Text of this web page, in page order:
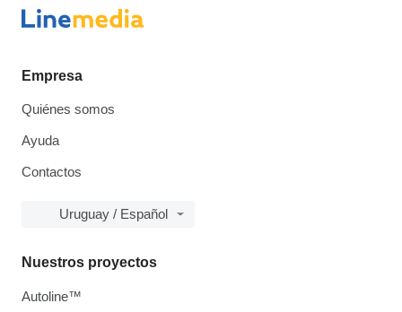
Empresa
Quiénes somos
Ayuda
Contactos
Uruguay / Español
Nuestros proyectos
Autoline™